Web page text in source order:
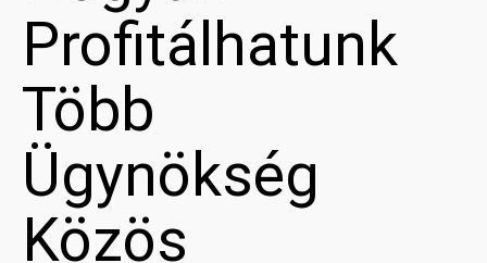
Profitálhatunk
Több
Ügynökség
Közös